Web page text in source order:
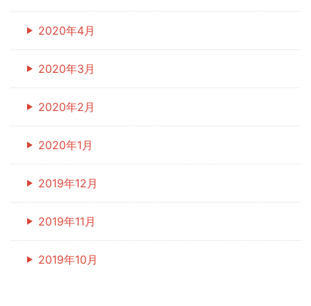
2020年4月
2020年3月
2020年2月
2020年1月
2019年12月
2019年11月
2019年10月